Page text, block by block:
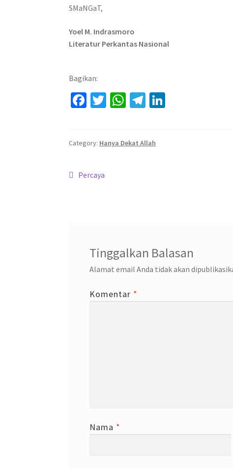
SMaNGaT,
Yoel M. Indrasmoro
Literatur Perkantas Nasional
Bagikan:
Fa
o
k
T
er
W
sA
Te
a
Category: Hanya Dekat Allah
Navigasi
Previous
Percaya
Tinggalkan Balasan
Alamat email Anda tidak akan
Komentar *
Nama *